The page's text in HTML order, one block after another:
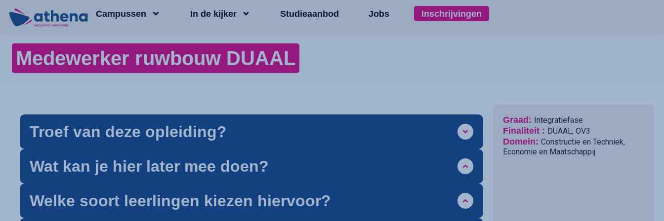
Campussen In de kijker Studieaanbod Jobs Inschrijvingen
Medewerker ruwbouw DUAAL
Troef van deze opleiding?
Wat kan je hier later mee doen?
Welke soort leerlingen kiezen hiervoor?
Graad: Integratiefase
Finaliteit : DUAAL, OV3
Domein: Constructie en Techniek,
Economie en Maatschappij